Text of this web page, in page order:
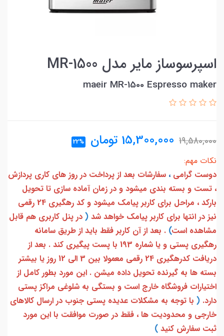
اسپرسوساز مایر مدل MR-1500
maeir MR-1500 Espresso maker
19,580,000
15,300,000 تومان 22%
نکات مهم:
دوست گرامی ، سفارشات بعد از پرداخت در روز های کاری پردازش
، تست و بسته بندی میشود و در زمان آماده سازی تا تحویل
بارکد ، مراحل برای کاربر پیامک میشود و کد رهگیری 24 رقمی
نیز در انتها برای کاربر پیامک خواهد شد ( در پنل کاربری هم قابل
مشاهده است) . بعد از آن کاربر فقط باید از طریق سامانه
رهگیری پستی و یا شماره 193 با پست پیگیری کند . بعد از
دریافت کدرهگیری 24 رقمی معمولا بین 3 الی 12 روز یا بیشتر
بسته ها به گیرنده تحویل داده میشن . این مورد بطور کامل از
اختیارات فروشگاه خارج است و بستگی به شلوغی مراکز پستی
دارد. ( با توجه به مشکلات عدیده پستی جنوب در ارسال کالاهای
خارجی و محدودیت ها ، فقط در صورت موافقت با این مورد
ثبت سفارش کنید )